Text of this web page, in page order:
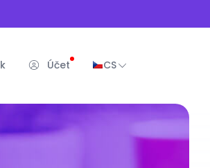
Účet CS